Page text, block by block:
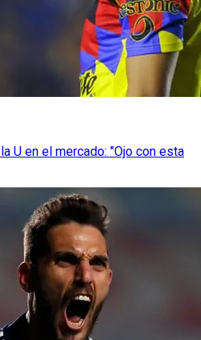
U en el mercado: "Ojo con esta